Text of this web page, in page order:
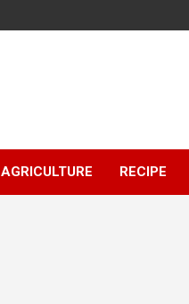
AGRICULTURE RECIPE